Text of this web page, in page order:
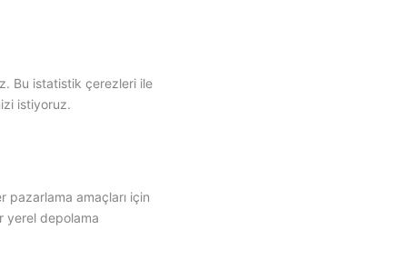
Bu istatistik çerezleri ile
istiyoruz.
pazarlama amaçları için
yerel depolama